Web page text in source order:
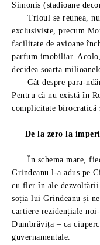
Simonis (stadioane
Trioul se reunea, nu
exclusiviste, precum
facilitate de avioane
parfum imobiliar.
decidea soarta
Cât despre para-
Pentru că nu există în
complicitate birocratică
De la zero la
În schema mare,
Grindeanu l-a adus pe
cu fler în ale
soția lui Grindeanu și
cartiere rezidențiale
Dumbrăvița – ca
guvernamentale.